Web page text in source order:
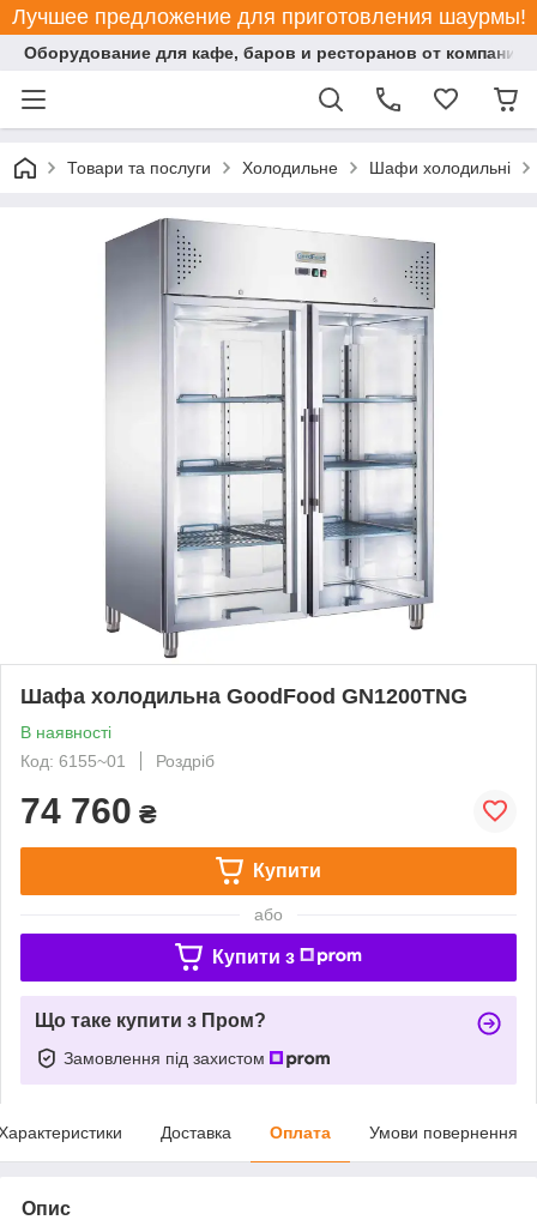
Лучшее предложение для приготовления шаурмы!
Оборудование для кафе, баров и ресторанов от компании
Товари та послуги Холодильне Шафи холодильні
Шафа холодильна GoodFood GN1200TNG
В наявності
Код: 6155~01
Роздріб
74 760 ₴
Купити
або
Купити з
Що таке купити з Пром?
Замовлення під захистом
Доставка Оплата Умови повернення
Опис